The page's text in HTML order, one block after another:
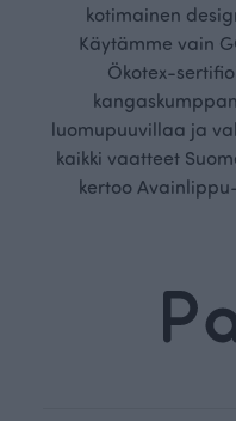
kotimainen
Käytämme vain
Ökotex-
luomupuuvillaa ja
kaikki vaatteet
kertoo